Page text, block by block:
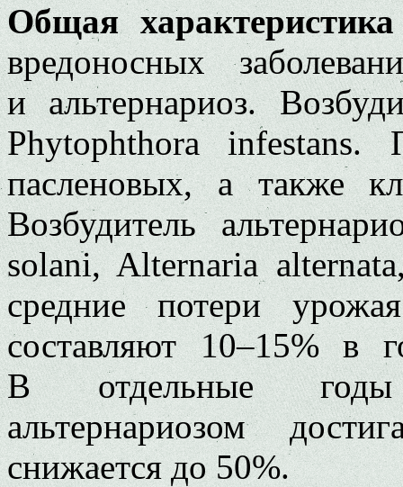
Общая характеристика
вредоносных
и альтернариоз.
Phytophthora infestans.
пасленовых, а также
Возбудитель
solani, Alternaria
средние потери
составляют 10–15% в
В отдельные годы
альтернариозом
снижается до 50%.